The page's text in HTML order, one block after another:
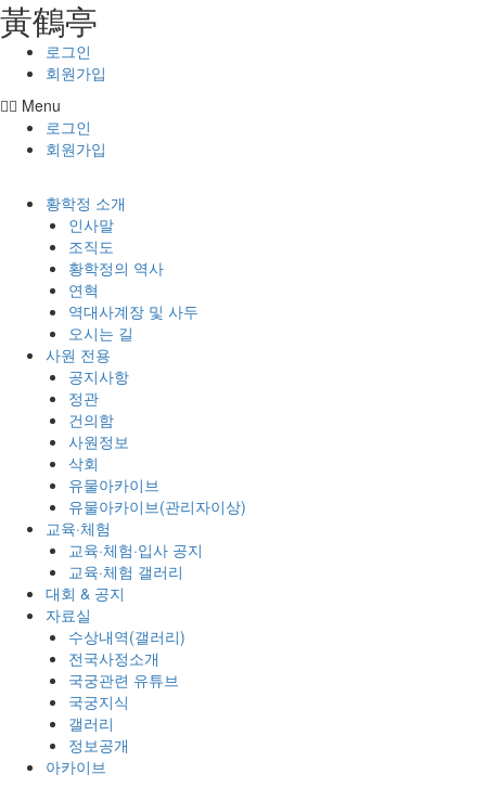
콘텐츠로
건너뛰기
⿈鶴亭
로그인
회원가입
Menu
로그인
회원가입
황학정 소개
인사말
조직도
황학정의 역사
연혁
역대사계장 및 사두
오시는 길
사원 전용
공지사항
정관
건의함
사원정보
삭회
유물아카이브
유물아카이브(관리자이상)
교육·체험
교육·체험·입사 공지
교육·체험 갤러리
대회 & 공지
자료실
수상내역(갤러리)
전국사정소개
국궁관련 유튜브
국궁지식
갤러리
정보공개
아카이브